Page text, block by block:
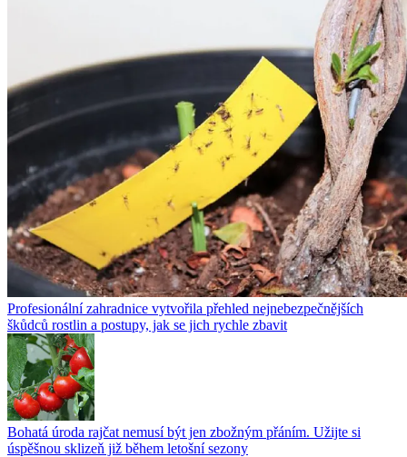
Profesionální zahradnice vytvořila přehled nejnebezpečnějších
škůdců rostlin a postupy, jak se jich rychle zbavit
Bohatá úroda rajčat nemusí být jen zbožným přáním. Užijte si
úspěšnou sklizeň již během letošní sezony